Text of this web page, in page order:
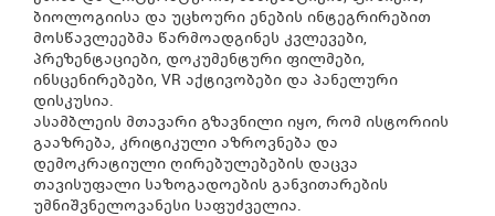
ბიოლოგიისა და უცხოური ენების ინტეგრირებით
მოსწავლეებმა წარმოადგინეს კვლევები,
პრეზენტაციები, დოკუმენტური ფილმები,
ინსცენირებები, VR აქტივობები და პანელური
დისკუსია.
ასამბლეის მთავარი გზავნილი იყო, რომ ისტორიის
გააზრება, კრიტიკული აზროვნება და
დემოკრატიული ღირებულებების დაცვა
თავისუფალი საზოგადოების განვითარების
უმნიშვნელოვანესი საფუძველია.